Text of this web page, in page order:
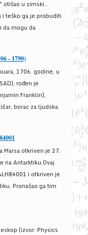
otišao u zimski...
teško ga je probuditi
da mogu da
- 1790)
1706. godine, u
rođen je
Franklin),
borac za ljudska
Marsa otkriven je 27.
na Antarktiku.Ovaj
i otkriven je
Pronašao ga tim
(izvor: Physics